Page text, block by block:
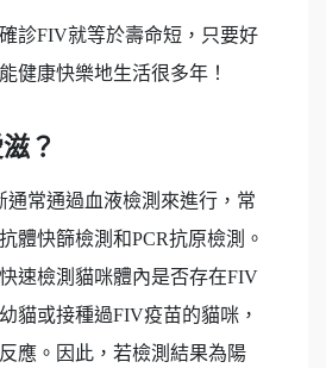
診FIV就等於壽命短，只要好
健康快樂地生活很多年！
？
通常通過血液檢測來進行，常
體快篩檢測和PCR抗原檢測。
速檢測貓咪體內是否存在FIV
貓或接種過FIV疫苗的貓咪，
應。因此，若檢測結果為陽